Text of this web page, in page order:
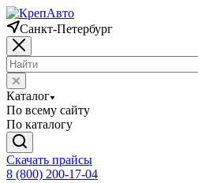
Санкт-Петербург
Каталог
По всему сайту
По каталогу
Скачать прайсы
8 (800) 200-17-04